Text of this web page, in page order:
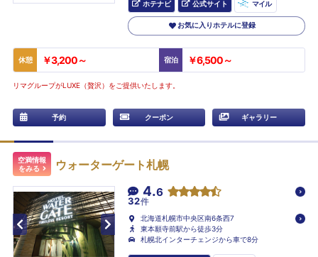
ホテナビ 公式サイト マイル
お気に入りホテルに登録
休憩 ￥3,200～ 宿泊 ￥6,500～
リマグループがLUXE（贅沢）をご提供いたします。
予約 クーポン ギャラリー
空満情報
をみる
ウォーターゲート札幌
4.6
32件
北海道札幌市中央区南6条西7
東本願寺前駅から徒歩3分
札幌北インターチェンジから車で8分